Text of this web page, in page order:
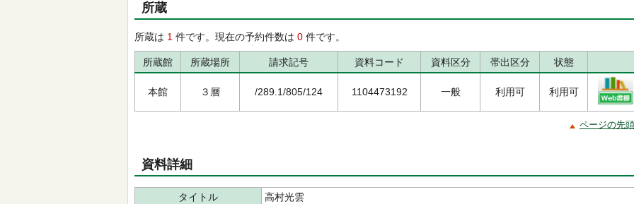
所蔵
所蔵は 1 件です。現在の予約件数は 0 件です。
所蔵館 所蔵場所 請求記号 資料コード 資料区分 帯出区分 状態
本館 ３層 /289.1/805/124 1104473192 一般 利用可 利用可
ページの先
資料詳細
タイトル 高村光雲